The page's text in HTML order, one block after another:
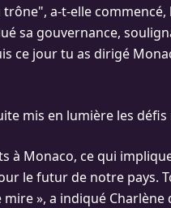
a-t-elle
sa gouvernance,
ce jour tu as dirigé
mis en lumière les
à Monaco, ce qui
le futur de notre pays.
», a indiqué Charlène